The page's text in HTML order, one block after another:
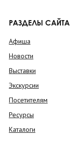
РАЗДЕЛЫ САЙТА
Афиша
Новости
Выставки
Экскурсии
Посетителям
Ресурсы
Каталоги